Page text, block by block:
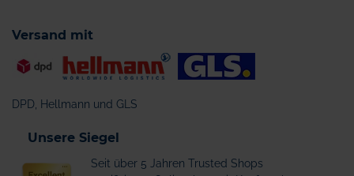
Versand mit
DPD, Hellmann und GLS
Unsere Siegel
Seit über 5 Jahren Trusted Shops